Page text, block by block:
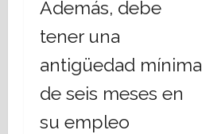
Además, debe
tener una
antigüedad mínima
de seis meses en
su empleo